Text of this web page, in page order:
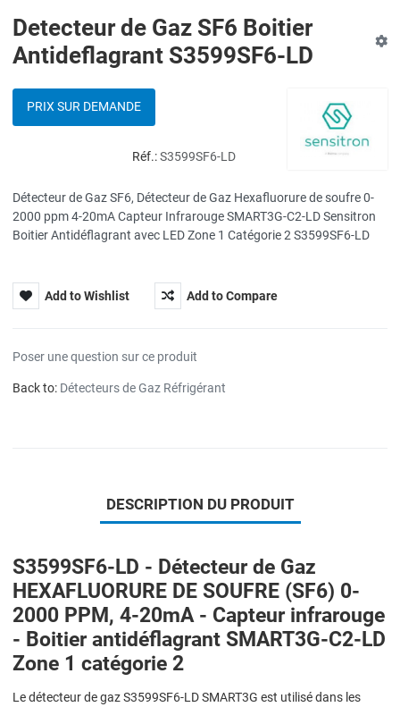
Detecteur de Gaz SF6 Boitier
Antideflagrant S3599SF6-LD
PRIX SUR DEMANDE
Réf.:S3599SF6-LD
Détecteur de Gaz SF6, Détecteur de Gaz Hexafluorure de soufre 0-
2000 ppm 4-20mA Capteur Infrarouge SMART3G-C2-LD Sensitron
Boitier Antidéflagrant avec LED Zone 1 Catégorie 2 S3599SF6-LD
Add to Wishlist Add to Compare
Poser une question sur ce produit
Back to: Détecteurs de Gaz Réfrigérant
DESCRIPTION DU PRODUIT
S3599SF6-LD - Détecteur de Gaz
HEXAFLUORURE DE SOUFRE (SF6) 0-
2000 PPM, 4-20mA - Capteur infrarouge
- Boitier antidéflagrant SMART3G-C2-LD
Zone 1 catégorie 2
Le détecteur de gaz S3599SF6-LD SMART3G est utilisé dans les